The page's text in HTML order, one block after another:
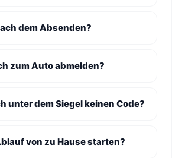
dem Absenden?
zum Auto abmelden?
unter dem Siegel keinen Code?
von zu Hause starten?